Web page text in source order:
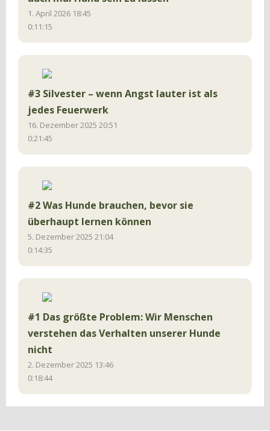
1. April 2026 18:45
0:11:15
16. Dezember 2025 20:51
#3 Silvester – wenn Angst lauter ist als
jedes Feuerwerk
0:21:45
5. Dezember 2025 21:04
#2 Was Hunde brauchen, bevor sie
überhaupt lernen können
0:14:35
2. Dezember 2025 13:46
#1 Das größte Problem: Wir Menschen
verstehen das Verhalten unserer Hunde
nicht
0:18:44